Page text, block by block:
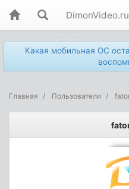
DimonVideo.ru
Какая мобильная ОС
Главная Пользователи